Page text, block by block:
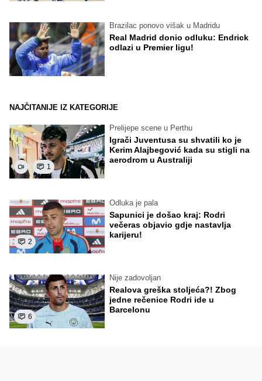
Brazilac ponovo višak u Madridu
Real Madrid donio odluku: Endrick
odlazi u Premier ligu!
NAJČITANIJE IZ KATEGORIJE
1
Prelijepe scene u Perthu
Igrači Juventusa su shvatili ko je
Kerim Alajbegović kada su stigli na
aerodrom u Australiji
2
Odluka je pala
Sapunici je došao kraj: Rodri
večeras objavio gdje nastavlja
karijeru!
6
Nije zadovoljan
Realova greška stoljeća?! Zbog
jedne rečenice Rodri ide u
Barcelonu